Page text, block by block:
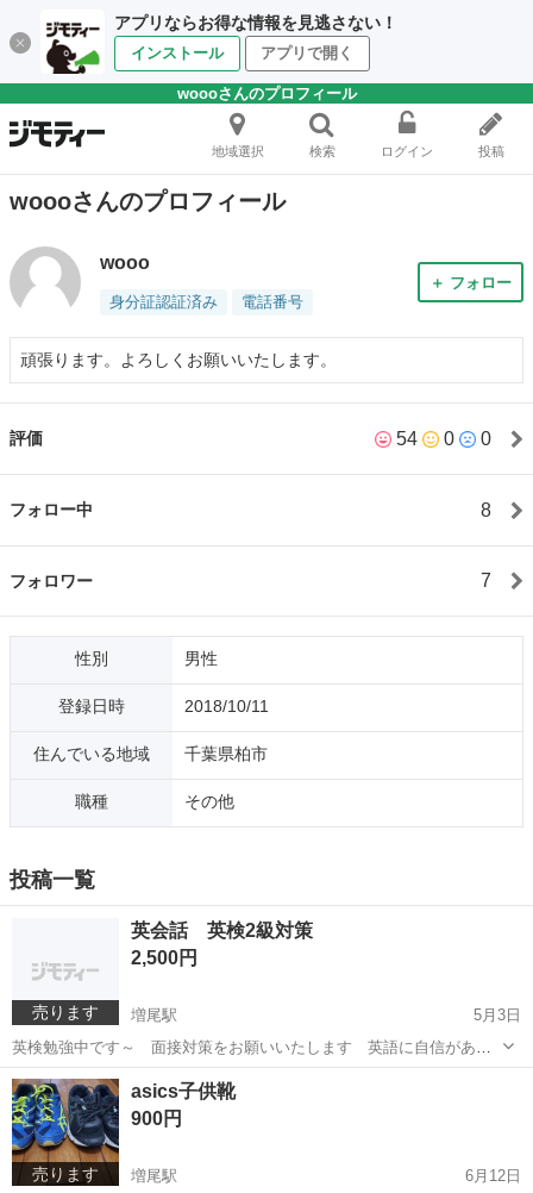
アプリならお得な情報を見逃さない！
インストール アプリで開く
woooさんのプロフィール
地域選択 検索 ログイン 投稿
woooさんのプロフィール
wooo
身分証認証済み 電話番号
＋ フォロー
頑張ります。よろしくお願いいたします。
評価 54 0 0
フォロー中 8
フォロワー 7
性別 男性
登録日時 2018/10/11
住んでいる地域 千葉県柏市
職種 その他
投稿一覧
売ります
英会話 英検2級対策
2,500円
増尾駅
5月3日
英検勉強中です～ 面接対策をお願いいたします 英語に自信がある
方よろしくお願いします
千葉 柏市 増尾駅 その他
売ります
asics子供靴
900円
増尾駅
6月12日